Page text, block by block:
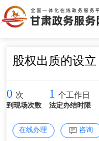
股权出质的设立
0 次
到现场次数
1 个工作日
法定办结时限
在线办理 咨询